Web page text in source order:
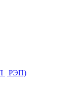
| РЭП)